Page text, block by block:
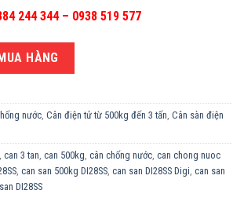
244 344 – 0938 519 577
NƯỚC 1.5 TẤN DI28SS-1X1M số lượng
HÀNG
nước Cân điện tử từ 500kg đến 3 tấn Cân sàn điện
can 3 tan can 500kg cân chống nước can chong nuoc
can san 500kg DI28SS can san DI28SS Digi can san
DI28SS